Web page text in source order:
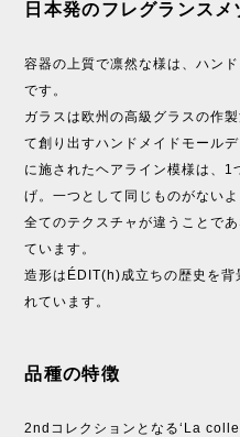
日本発のフレグランスメ
容器の上質で凛然な様は、ハン
です。
ガラスは欧州の高級グラスの作
て創り出すハンドメイドモール
に施されたヘアライン模様は、
げ。一つとして同じものがない
全てのテクスチャが違うことで
ています。
造形はÉDIT(h)成立ちの歴史を背
れています。
品種の特徴
2ndコレクションとなる‘La